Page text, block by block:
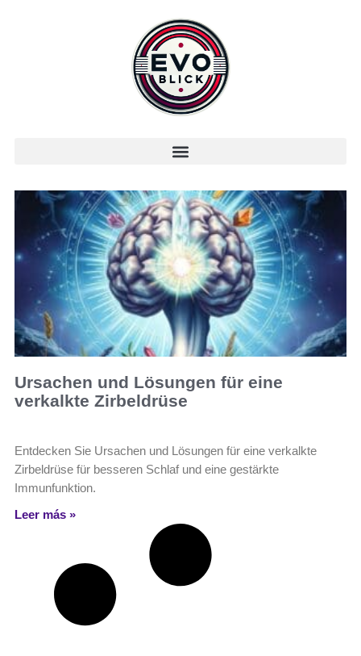
Ursachen und Lösungen für eine
verkalkte Zirbeldrüse
Entdecken Sie Ursachen und Lösungen für eine verkalkte
Zirbeldrüse für besseren Schlaf und eine gestärkte
Immunfunktion.
Leer más »